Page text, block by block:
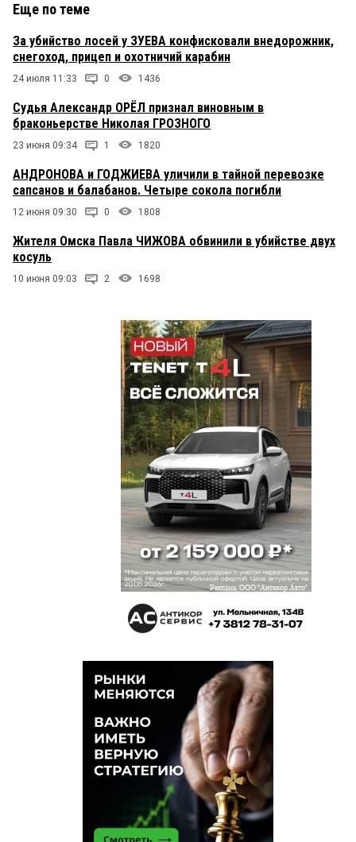
Еще по теме
За убийство лосей у ЗУЕВА конфисковали внедорожник,
снегоход, прицеп и охотничий карабин
24 июля 11:33 0 1436
Судья Александр ОРЁЛ признал виновным в
браконьерстве Николая ГРОЗНОГО
23 июня 09:34 1 1820
АНДРОНОВА и ГОДЖИЕВА уличили в тайной перевозке
сапсанов и балабанов. Четыре сокола погибли
12 июня 09:30 0 1808
Жителя Омска Павла ЧИЖОВА обвинили в убийстве двух
косуль
10 июня 09:03 2 1698